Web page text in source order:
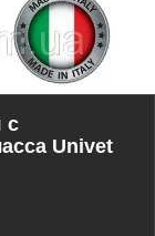
с
Univet